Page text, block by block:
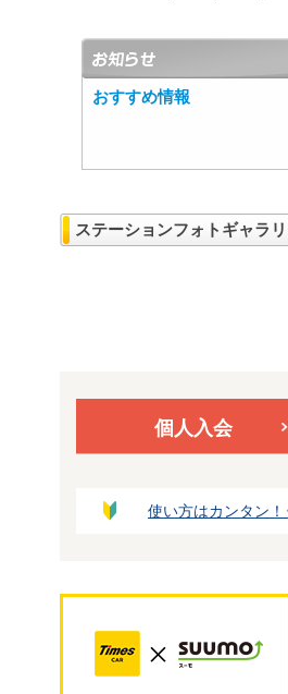
おすすめ情報
ステーションフォトギャラ
個人入会
使い方はカンタン